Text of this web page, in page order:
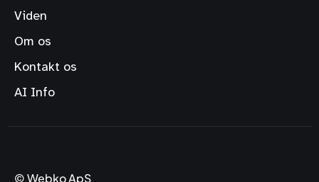
Viden
Om os
Kontakt os
AI Info
© Webko ApS